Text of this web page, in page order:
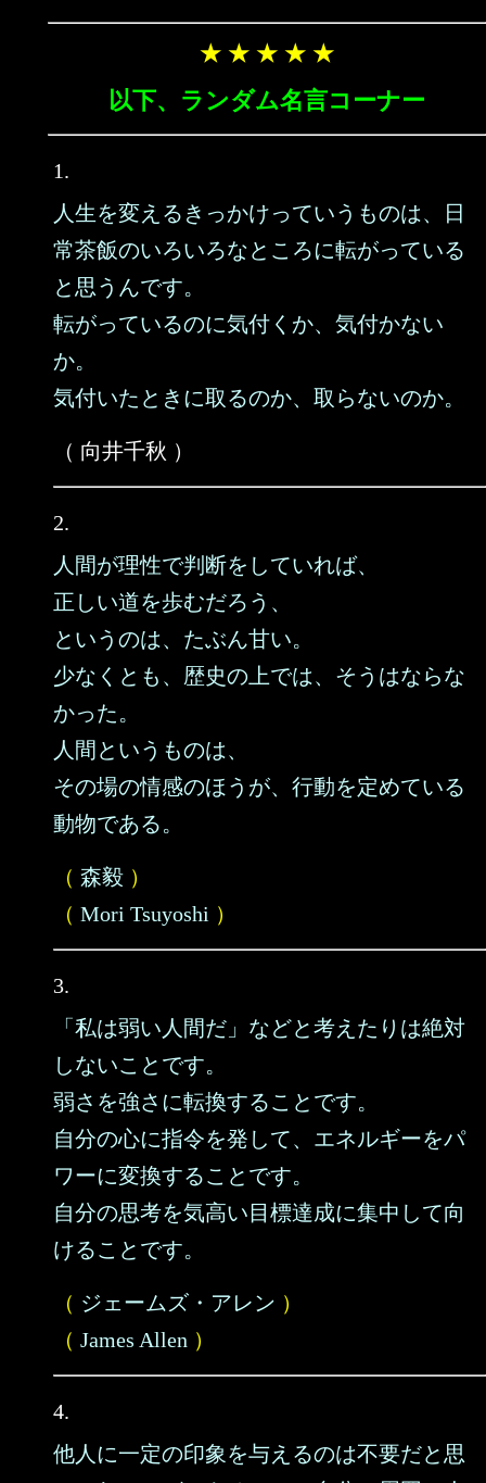
★ ★ ★ ★ ★
以下、ランダム名言コーナー
1.
人生を変えるきっかけっていうものは、日
常茶飯のいろいろなところに転がっている
と思うんです。
転がっているのに気付くか、気付かない
か。
気付いたときに取るのか、取らないのか。
（ 向井千秋 ）
2.
人間が理性で判断をしていれば、
正しい道を歩むだろう、
というのは、たぶん甘い。
少なくとも、歴史の上では、そうはならな
かった。
人間というものは、
その場の情感のほうが、行動を定めている
動物である。
（ 森毅 ）
（ Mori Tsuyoshi ）
3.
「私は弱い人間だ」などと考えたりは絶対
しないことです。
弱さを強さに転換することです。
自分の心に指令を発して、エネルギーをパ
ワーに変換することです。
自分の思考を気高い目標達成に集中して向
けることです。
（ ジェームズ・アレン ）
（ James Allen ）
4.
他人に一定の印象を与えるのは不要だと思